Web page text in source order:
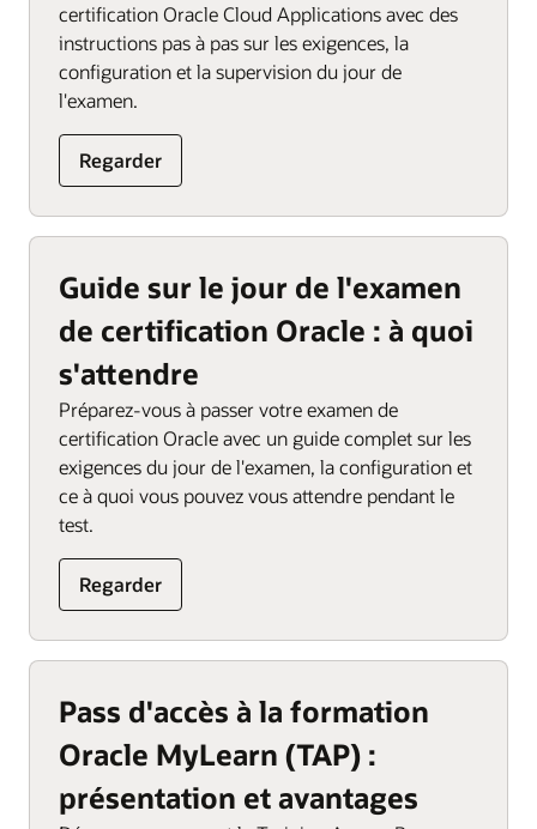
certification Oracle Cloud Applications avec des
instructions pas à pas sur les exigences, la
configuration et la supervision du jour de
l'examen.
Regarder
Guide sur le jour de l'examen
de certification Oracle : à quoi
s'attendre
Préparez-vous à passer votre examen de
certification Oracle avec un guide complet sur les
exigences du jour de l'examen, la configuration et
ce à quoi vous pouvez vous attendre pendant le
test.
Regarder
Pass d'accès à la formation
Oracle MyLearn (TAP) :
présentation et avantages